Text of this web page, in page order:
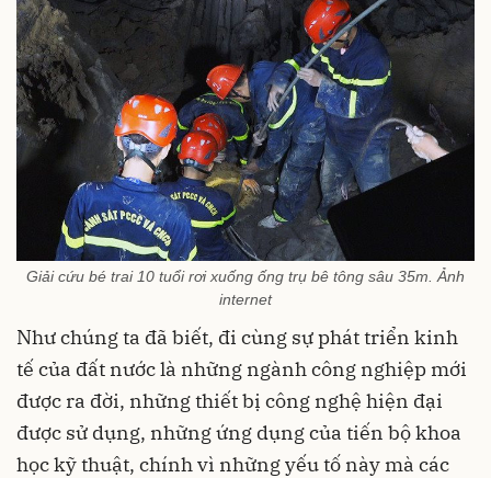
Giải cứu bé trai 10 tuổi rơi xuống ống trụ bê tông sâu 35m. Ảnh
internet
Như chúng ta đã biết, đi cùng sự phát triển kinh
tế của đất nước là những ngành công nghiệp mới
được ra đời, những thiết bị công nghệ hiện đại
được sử dụng, những ứng dụng của tiến bộ khoa
học kỹ thuật, chính vì những yếu tố này mà các